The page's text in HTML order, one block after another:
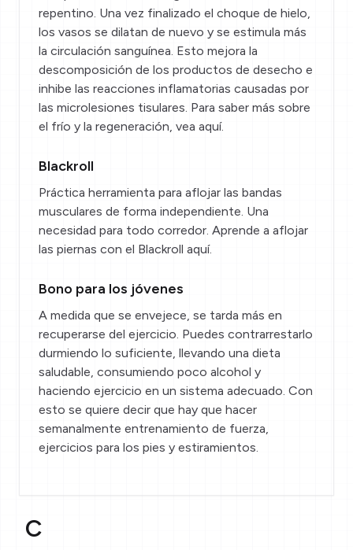
repentino. Una vez finalizado el choque de hielo,
los vasos se dilatan de nuevo y se estimula más
la circulación sanguínea. Esto mejora la
descomposición de los productos de desecho e
inhibe las reacciones inflamatorias causadas por
las microlesiones tisulares. Para saber más sobre
el frío y la regeneración, vea aquí.
Blackroll
Práctica herramienta para aflojar las bandas
musculares de forma independiente. Una
necesidad para todo corredor. Aprende a aflojar
las piernas con el Blackroll aquí.
Bono para los jóvenes
A medida que se envejece, se tarda más en
recuperarse del ejercicio. Puedes contrarrestarlo
durmiendo lo suficiente, llevando una dieta
saludable, consumiendo poco alcohol y
haciendo ejercicio en un sistema adecuado. Con
esto se quiere decir que hay que hacer
semanalmente entrenamiento de fuerza,
ejercicios para los pies y estiramientos.
C